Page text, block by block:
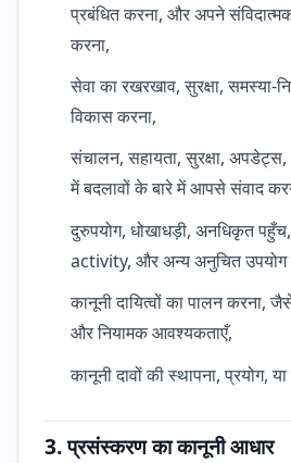
प्रबंधित करना, और अपने संविदात्मक
करना,
सेवा का रखरखाव, सुरक्षा, समस्या-
विकास करना,
संचालन, सहायता, सुरक्षा, अपडेट्स,
में बदलावों के बारे में आपसे संवाद
दुरुपयोग, धोखाधड़ी, अनधिकृत
activity, और अन्य अनुचित उपयोग
कानूनी दायित्वों का पालन करना,
और नियामक आवश्यकताएँ,
कानूनी दावों की स्थापना, प्रयोग, या
3. प्रसंस्करण का कानूनी आधार